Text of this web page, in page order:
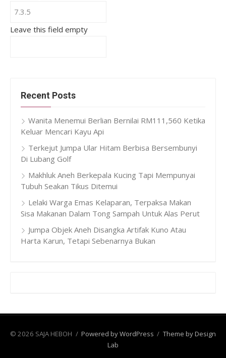
Leave this field empty
Recent Posts
Wanita Menemui Berlian Bernilai RM111,560 Ketika
Keluar Mencari Kayu Api
Terkejut Jumpa Ular Hitam Berbisa Bersembunyi
Di Lubang Golf
Makhluk Aneh Berkepala Kucing Tapi Mempunyai
Tubuh Seakan Tikus Ditemui
Lelaki Warga Emas Kelaparan, Terpaksa Makan
Sisa Makanan Dalam Tong Sampah Untuk Alas Perut
Jumpa Objek Aneh Disangka Artifak Kuno Atau
Harta Karun, Tetapi Sebenarnya Bukan
© 2026 SAJA HEBOH / Powered by WordPress / Theme by Design
Lab